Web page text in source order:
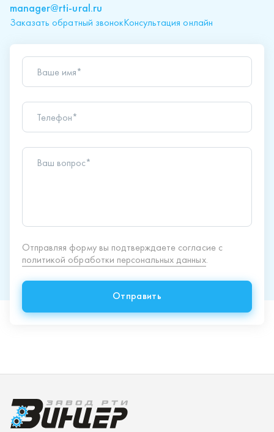
manager@rti-ural.ru
Заказать обратный звонокКонсультация онлайн
Ваше имя*
Телефон*
Ваш вопрос*
Отправляя форму вы подтверждаете согласие с
политикой обработки персональных данных
Спецпредложения
Доставка и оплата